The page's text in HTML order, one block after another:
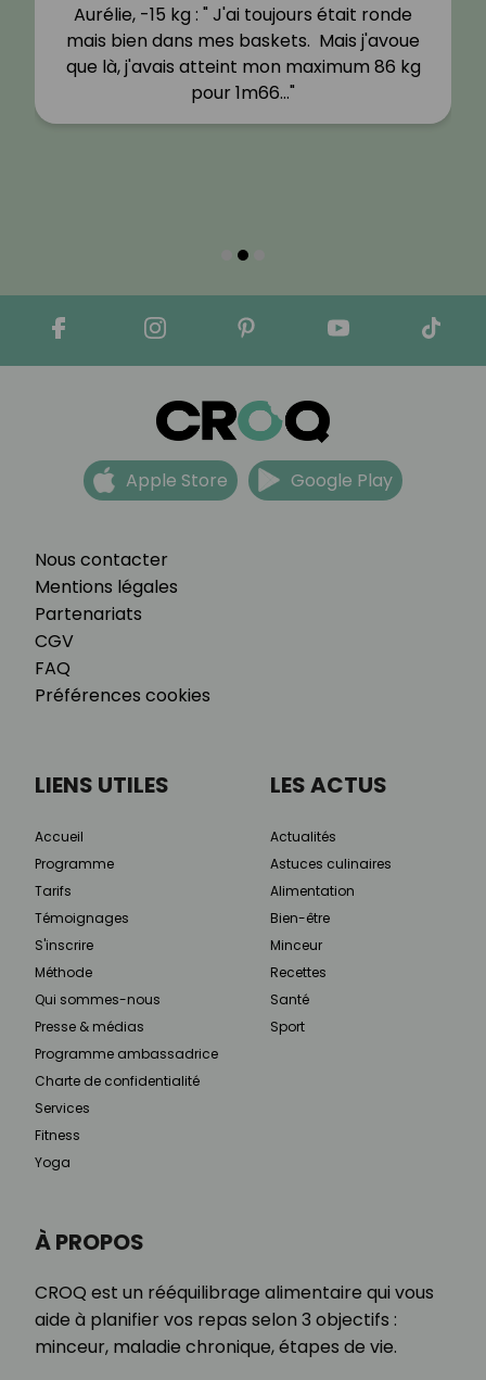
Aurélie, -15 kg : " J'ai toujours était ronde
mais bien dans mes baskets. Mais j'avoue
que là, j'avais atteint mon maximum 86 kg
pour 1m66…"
Nous contacter
Mentions légales
Partenariats
CGV
FAQ
Préférences cookies
Apple Store Google Play
À PROPOS
CROQ est un rééquilibrage alimentaire qui vous
aide à planifier vos repas selon 3 objectifs :
minceur, maladie chronique, étapes de vie.
LIENS UTILES
Accueil
Programme
Tarifs
Témoignages
S'inscrire
Méthode
Qui sommes-nous
Presse & médias
Programme ambassadrice
Charte de confidentialité
Services
Fitness
Yoga
LES ACTUS
Actualités
Astuces culinaires
Alimentation
Bien-être
Minceur
Recettes
Santé
Sport